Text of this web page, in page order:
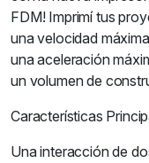
FDM! Imprimí tus
una velocidad
una aceleración
un volumen de
Características
Una interacción de